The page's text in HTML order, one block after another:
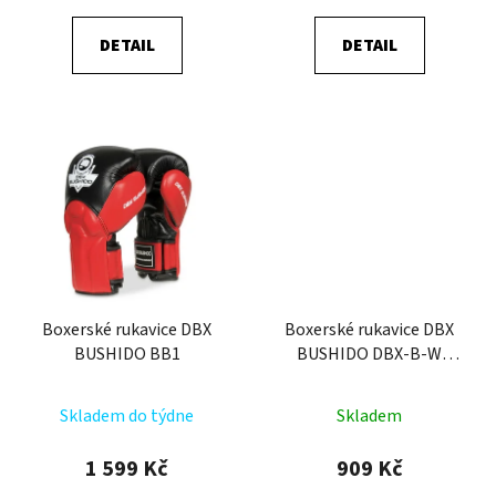
DETAIL DETAIL
Boxerské rukavice DBX
BUSHIDO BB1
Skladem do týdne
1 599 Kč
Boxerské rukavice DBX
BUSHIDO DBX-B-W
Skladem
909 Kč